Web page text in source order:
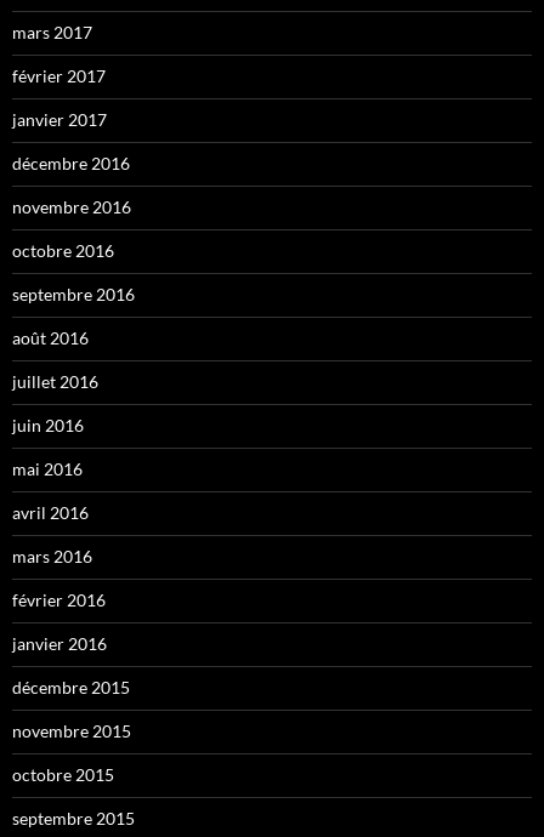
mars 2017
février 2017
janvier 2017
décembre 2016
novembre 2016
octobre 2016
septembre 2016
août 2016
juillet 2016
juin 2016
mai 2016
avril 2016
mars 2016
février 2016
janvier 2016
décembre 2015
novembre 2015
octobre 2015
septembre 2015